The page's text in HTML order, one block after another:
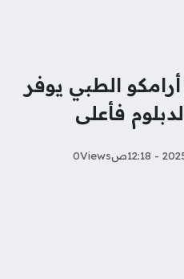
الطبي يوفر
Views
0